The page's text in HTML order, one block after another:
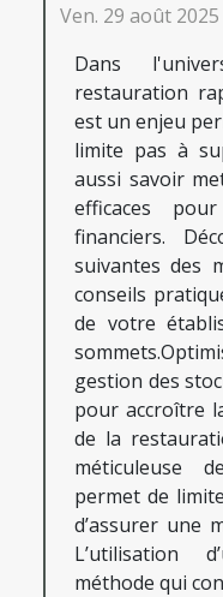
Ven. 29 août 2025
Dans
restauration
est un enjeu
limite pas à
aussi savoir
efficaces
financiers.
suivantes des
conseils
de votre
gestion des
pour accroître
de la
méticuleuse
permet de
d’assurer une
L’utilisation
méthode qui